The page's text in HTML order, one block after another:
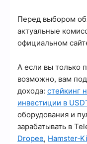
Перед выбором
актуальные
официальном
А если вы только
возможно, вам
дохода: стейкинг
инвестиции в
оборудования и
зарабатывать в
Dropee,